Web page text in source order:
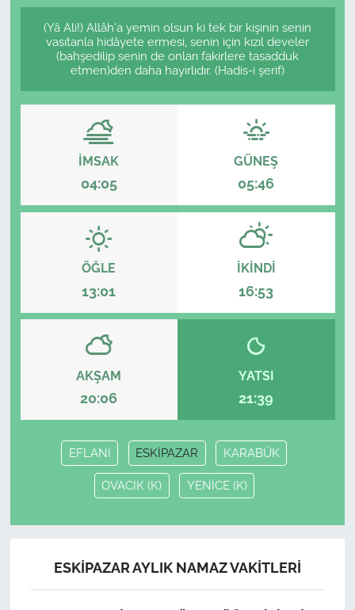
(Yâ Ali!) Allâh'a yemin olsun ki tek bir kişinin senin
vasıtanla hidâyete ermesi, senin için kızıl develer
(bahşedilip senin de onları fakirlere tasadduk
etmen)den daha hayırlıdır. (Hadis-i şerif)
İMSAK
04:05
GÜNEŞ
05:46
ÖĞLE
13:01
İKINDI
16:53
AKŞAM
20:06
YATSI
21:39
EFLANİ ESKİPAZAR KARABÜK
OVACIK (K) YENİCE (K)
ESKİPAZAR AYLIK NAMAZ VAKITLERI